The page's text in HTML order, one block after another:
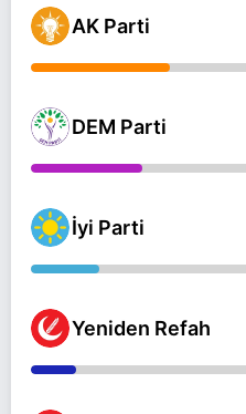
AK Parti
DEM Parti
İyi Parti
Yeniden Refah